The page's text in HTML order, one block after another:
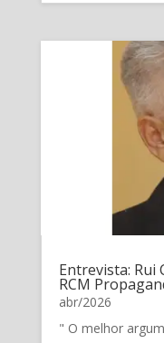
Entrevista: Rui
RCM
abr/2026
" O melhor